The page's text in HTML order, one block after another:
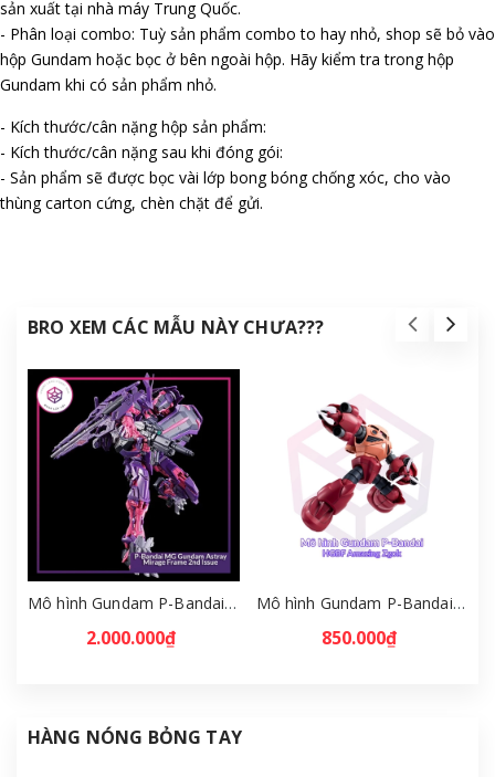
sản xuất tại nhà máy Trung Quốc.
- Phân loại combo: Tuỳ sản phẩm combo to hay nhỏ, shop sẽ bỏ vào
hộp Gundam hoặc bọc ở bên ngoài hộp. Hãy kiểm tra trong hộp
Gundam khi có sản phẩm nhỏ.
- Kích thước/cân nặng hộp sản phẩm:
- Kích thước/cân nặng sau khi đóng gói:
- Sản phẩm sẽ được bọc vài lớp bong bóng chống xóc, cho vào
thùng carton cứng, chèn chặt để gửi.
BRO XEM CÁC MẪU NÀY CHƯA???
Mô hình Gundam P-Bandai MG Gundam Astray Mirage Frame 2nd Issue [GDB] [BMG]
2.000.000₫
Mô hình Gundam P-Bandai HGBF Amazing Zgok 1/144 [GDB] [BHG]
850.000₫
HÀNG NÓNG BỎNG TAY